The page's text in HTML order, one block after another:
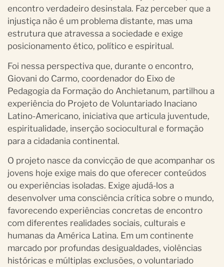
encontro verdadeiro desinstala. Faz perceber que a
injustiça não é um problema distante, mas uma
estrutura que atravessa a sociedade e exige
posicionamento ético, político e espiritual.
Foi nessa perspectiva que, durante o encontro,
Giovani do Carmo, coordenador do Eixo de
Pedagogia da Formação do Anchietanum, partilhou a
experiência do Projeto de Voluntariado Inaciano
Latino-Americano, iniciativa que articula juventude,
espiritualidade, inserção sociocultural e formação
para a cidadania continental.
O projeto nasce da convicção de que acompanhar os
jovens hoje exige mais do que oferecer conteúdos
ou experiências isoladas. Exige ajudá-los a
desenvolver uma consciência crítica sobre o mundo,
favorecendo experiências concretas de encontro
com diferentes realidades sociais, culturais e
humanas da América Latina. Em um continente
marcado por profundas desigualdades, violências
históricas e múltiplas exclusões, o voluntariado